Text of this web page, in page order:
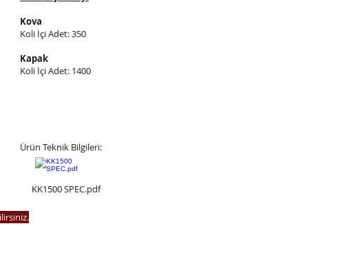
Kova
Koli İçi Adet: 350
Kapak
Koli İçi Adet: 1400
Ürün Teknik Bilgileri:
KK1500 SPEC.pdf